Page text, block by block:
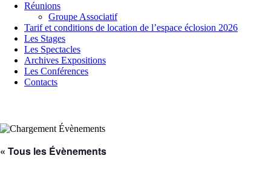
Réunions
Groupe Associatif
Tarif et conditions de location de l’espace éclosion 2026
Les Stages
Les Spectacles
Archives Expositions
Les Conférences
Contacts
« Tous les Évènements